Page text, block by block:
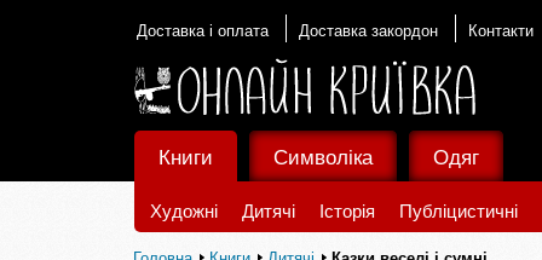
Доставка і оплата Доставка закордон Контакти
Книги
Художні Дитячі Історія Публіцистичні
Символіка Одяг